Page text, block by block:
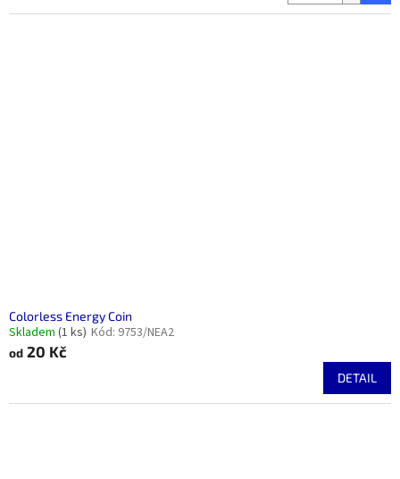
Colorless Energy Coin
Skladem (1 ks) Kód: 9753/NEA2
od 20 Kč
DETAIL